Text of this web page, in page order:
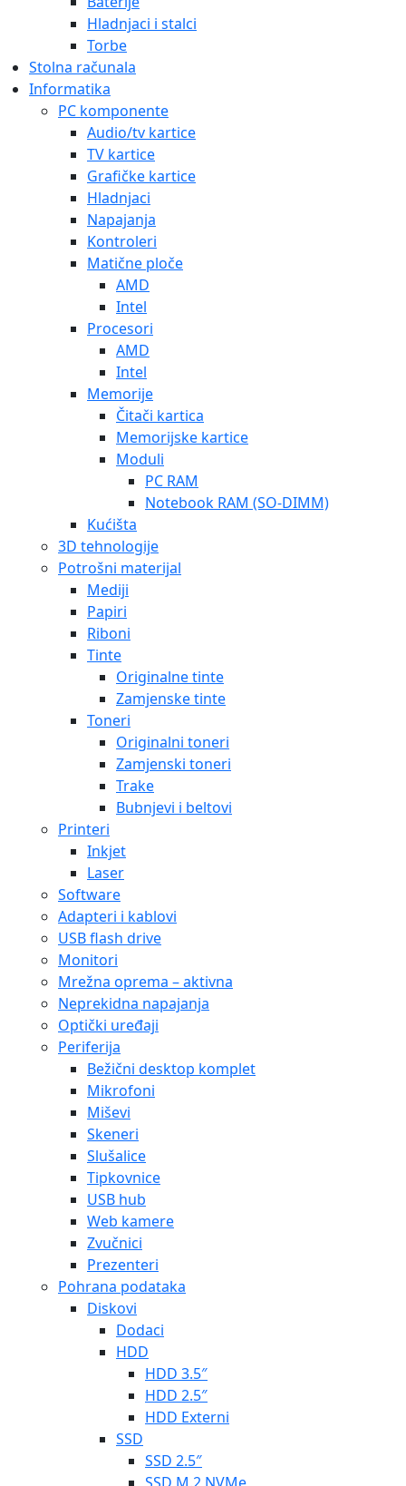
Hladnjaci i stalci
Torbe
Stolna računala
Informatika
PC komponente
Audio/tv kartice
TV kartice
Grafičke kartice
Hladnjaci
Napajanja
Kontroleri
Matične ploče
AMD
Intel
Procesori
AMD
Intel
Memorije
Čitači kartica
Memorijske kartice
Moduli
PC RAM
Notebook RAM (SO-DIMM)
Kućišta
3D tehnologije
Potrošni materijal
Mediji
Papiri
Riboni
Tinte
Originalne tinte
Zamjenske tinte
Toneri
Originalni toneri
Zamjenski toneri
Trake
Bubnjevi i beltovi
Printeri
Inkjet
Laser
Software
Adapteri i kablovi
USB flash drive
Monitori
Mrežna oprema – aktivna
Neprekidna napajanja
Optički uređaji
Periferija
Bežični desktop komplet
Mikrofoni
Miševi
Skeneri
Slušalice
Tipkovnice
USB hub
Web kamere
Zvučnici
Prezenteri
Pohrana podataka
Diskovi
Dodaci
HDD
HDD 3.5″
HDD 2.5″
HDD Externi
SSD
SSD 2.5″